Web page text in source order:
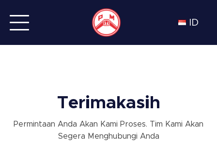
ID
Terimakasih
Permintaan Anda Akan Kami Proses. Tim Kami Akan
Segera Menghubungi Anda